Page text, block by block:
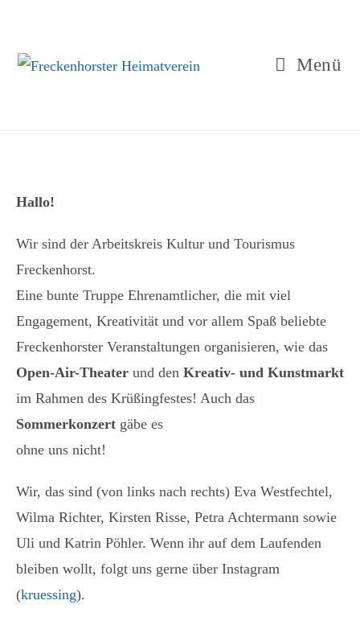
Menü
Hallo!
Wir sind der Arbeitskreis Kultur und Tourismus
Freckenhorst.
Eine bunte Truppe Ehrenamtlicher, die mit viel
Engagement, Kreativität und vor allem Spaß beliebte
Freckenhorster Veranstaltungen organisieren, wie das
Open-Air-Theater und den Kreativ- und Kunstmarkt
im Rahmen des Krüßingfestes! Auch das
Sommerkonzert gäbe es
ohne uns nicht!
Wir, das sind (von links nach rechts) Eva Westfechtel,
Wilma Richter, Kirsten Risse, Petra Achtermann sowie
Uli und Katrin Pöhler. Wenn ihr auf dem Laufenden
bleiben wollt, folgt uns gerne über Instagram
(kruessing).